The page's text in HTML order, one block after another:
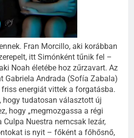
Fran Morcillo, aki korábban
itt Simónként tűnik fel –
Noah életébe hoz zűrzavart. Az
Gabriela Andrada (Sofía Zabala)
friss energiát vittek a forgatásba.
hogy tudatosan választott új
hogy „megmozgassa a régi
Culpa Nuestra nemcsak lezár,
is nyit – főként a főhősnő,